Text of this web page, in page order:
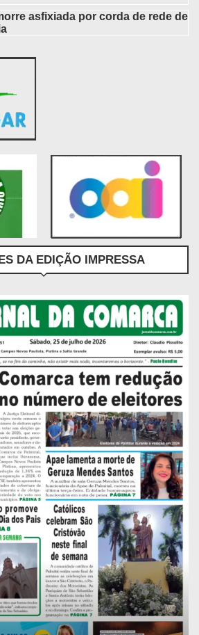
asfixiada por corda de rede de
DA EDIÇÃO IMPRESSA